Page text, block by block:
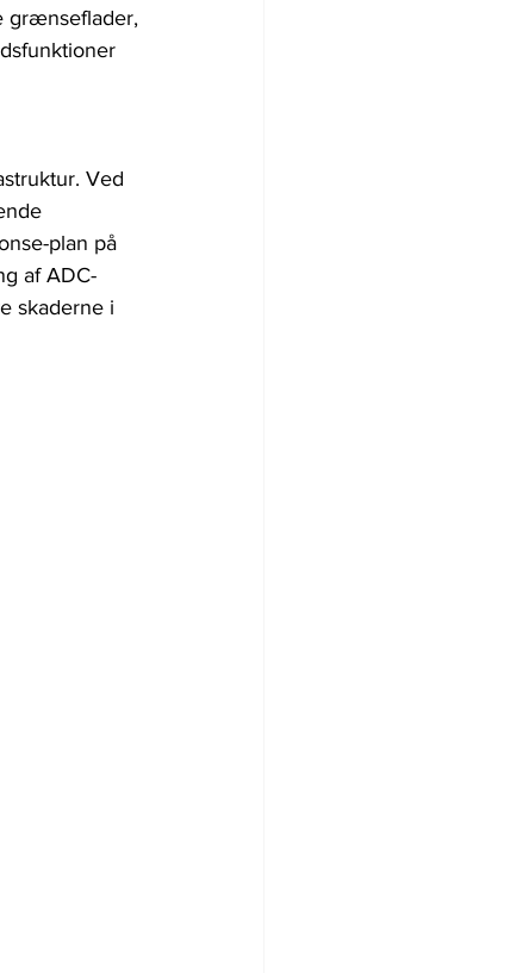
grænseflader,
Ved
plan på
af ADC-
skaderne i